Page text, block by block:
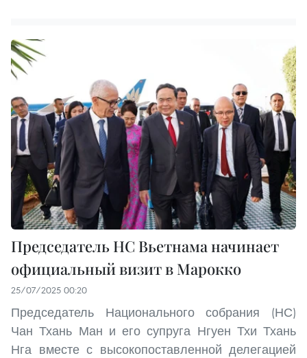
Председатель НС Вьетнама начинает
официальный визит в Марокко
25/07/2025 00:20
Председатель Национального собрания (НС)
Чан Тхань Ман и его супруга Нгуен Тхи Тхань
Нга вместе с высокопоставленной делегацией